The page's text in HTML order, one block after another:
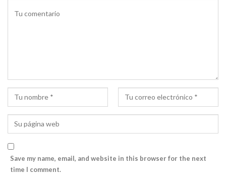
Save my name, email, and website in this browser for the next
time I comment.